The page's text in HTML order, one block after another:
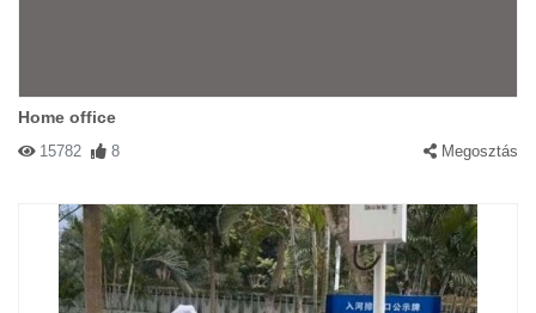
Home office
15782 8 Megosztás